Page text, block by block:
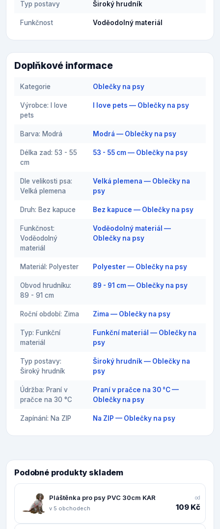
Typ postavy Široký hrudník
Funkčnost Voděodolný materiál
Doplňkové informace
Kategorie Oblečky na psy
Výrobce: I love
pets
I love pets — Oblečky na psy
Barva: Modrá Modrá — Oblečky na psy
Délka zad: 53 - 55
cm
53 - 55 cm — Oblečky na psy
Dle velikosti psa:
Velká plemena
Velká plemena — Oblečky na
psy
Druh: Bez kapuce Bez kapuce — Oblečky na psy
Funkčnost:
Voděodolný
materiál
Voděodolný materiál —
Oblečky na psy
Materiál: Polyester Polyester — Oblečky na psy
Obvod hrudníku:
89 - 91 cm
89 - 91 cm — Oblečky na psy
Roční období: Zima Zima — Oblečky na psy
Typ: Funkční
materiál
Funkční materiál — Oblečky na
psy
Typ postavy:
Široký hrudník
Široký hrudník — Oblečky na
psy
Údržba: Praní v
pračce na 30 °C
Praní v pračce na 30 °C —
Oblečky na psy
Zapínání: Na ZIP Na ZIP — Oblečky na psy
Podobné produkty skladem
Pláštěnka pro psy PVC 30cm KAR
v 5 obchodech
od
109 Kč